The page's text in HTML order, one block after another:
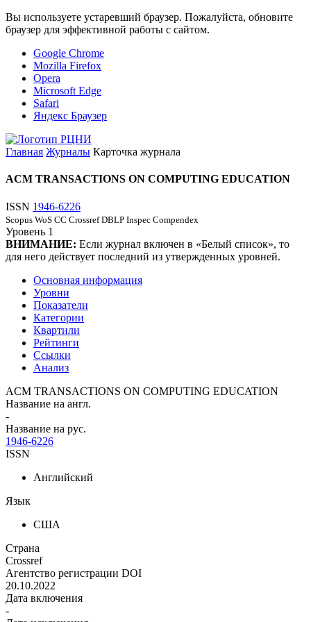
Вы используете устаревший браузер. Пожалуйста, обновите
браузер для эффективной работы с сайтом.
Google Chrome
Mozilla Firefox
Opera
Microsoft Edge
Safari
Яндекс Браузер
Главная Журналы Карточка журнала
ACM TRANSACTIONS ON COMPUTING EDUCATION
ISSN 1946-6226
Scopus WoS CC Crossref DBLP Inspec Compendex
Уровень 1
ВНИМАНИЕ: Если журнал включен в «Белый список», то
для него действует последний из утвержденных уровней.
Основная информация
Уровни
Показатели
Категории
Квартили
Рейтинги
Ссылки
Анализ
ACM TRANSACTIONS ON COMPUTING EDUCATION
Название на англ.
-
Название на рус.
1946-6226
ISSN
Английский
Язык
США
Страна
Crossref
Агентство регистрации DOI
20.10.2022
Дата включения
-